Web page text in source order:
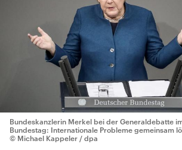
Bundeskanzlerin Merkel bei der Generaldebatte
Bundestag: Internationale Probleme gemeinsam
© Michael Kappeler / dpa